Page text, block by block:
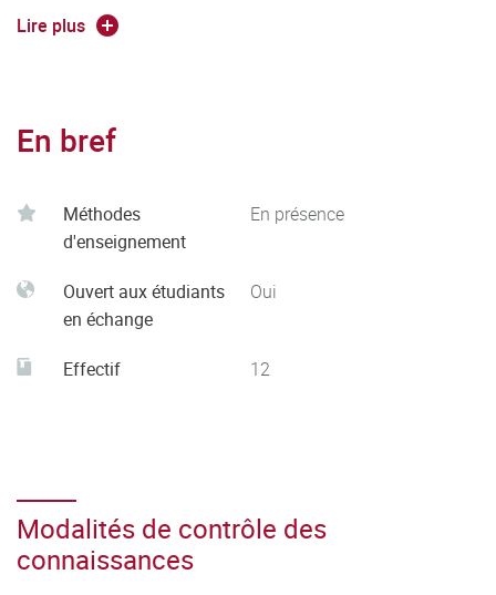
performance stratégique d'une équipe
- Conduire un projet (conception, pilotage, coordination
dans un cadre collaboratif
d'une démarche qualité
- Respecter les principes d’éthique, de déontologie et de
responsabilité environnementale
Lire plus
En bref
Méthodes
d'enseignement
En présence
Ouvert aux étudiants
en échange
Oui
Effectif 12
Modalités de contrôle des
connaissances